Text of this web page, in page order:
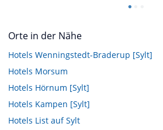
Orte in der Nähe
Hotels Wenningstedt-Braderup [Sylt]
Hotels Morsum
Hotels Hörnum [Sylt]
Hotels Kampen [Sylt]
Hotels List auf Sylt